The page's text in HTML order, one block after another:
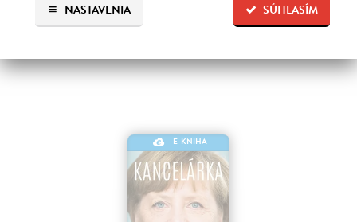
SÚHLASÍM
NASTAVENIA
27,99 €
E-KNIHA